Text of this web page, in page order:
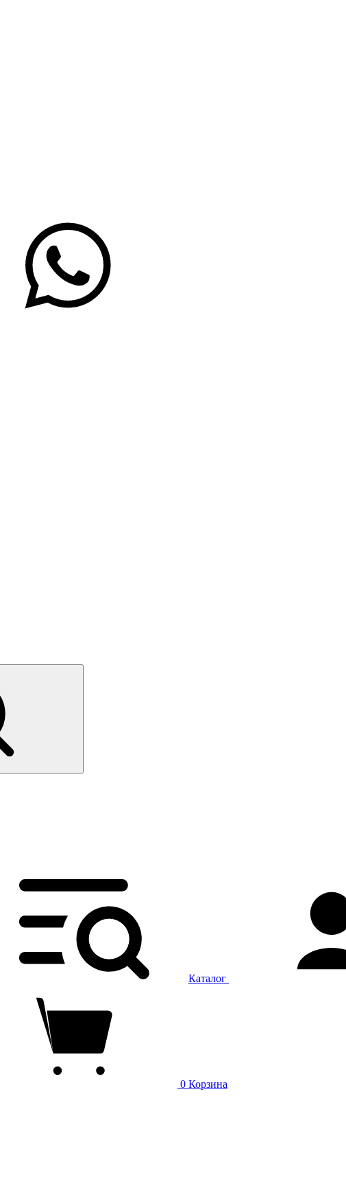
Каталог
0 Корзина